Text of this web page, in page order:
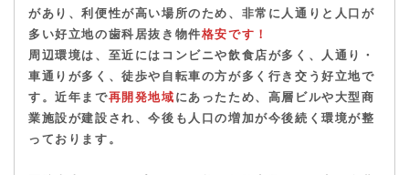
があり、利便性が高い場所のため、 非常に人通りと人口が
多い好立地の歯科居抜き物件格安です！
周辺環境は、至近にはコンビニや飲食店が多く、
人通り・
車通りが多く、徒歩や自転車の方が多く行き交う好立地で
す。近年まで再開発地域 にあったため、 高層ビルや大型商
業施設が建設され、今後も人口の増加が今後続く環境が整
っております。